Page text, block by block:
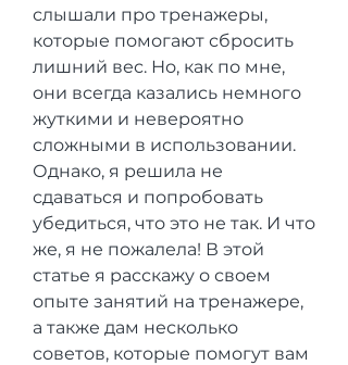
слышали про тренажеры,
которые помогают сбросить
лишний вес. Но, как по мне,
они всегда казались немного
жуткими и невероятно
сложными в использовании.
Однако, я решила не
сдаваться и попробовать
убедиться, что это не так. И что
же, я не пожалела! В этой
статье я расскажу о своем
опыте занятий на тренажере,
а также дам несколько
советов, которые помогут вам